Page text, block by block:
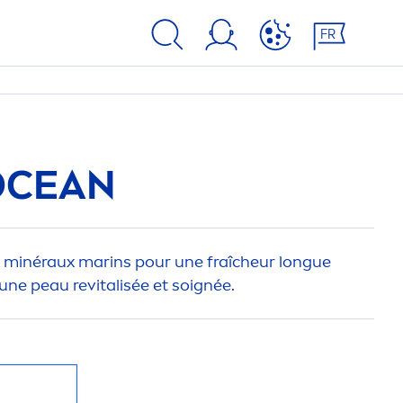
FR
minéraux marins pour une fraîcheur longue
peau revitalisée et soignée.